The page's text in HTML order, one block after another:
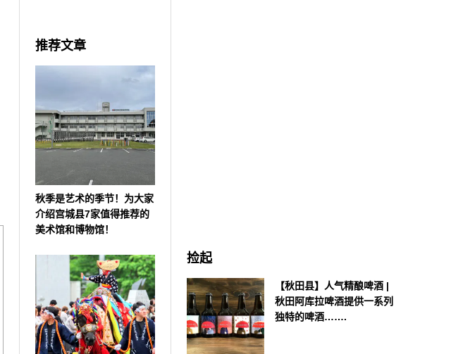
捡起
【秋田县】人气精酿啤酒 |
秋田阿库拉啤酒提供一系列
独特的啤酒…….
推荐文章
秋季是艺术的季节！为大家
介绍宫城县7家值得推荐的
美术馆和博物馆！